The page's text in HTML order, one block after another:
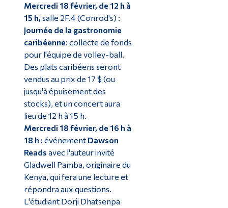
Mercredi 18 février, de 12 h à
15 h, salle 2F.4 (Conrod's) :
Journée de la gastronomie
caribéenne: collecte de fonds
pour l'équipe de volley-ball.
Des plats caribéens seront
vendus au prix de 17 $ (ou
jusqu'à épuisement des
stocks), et un concert aura
lieu de 12 h à 15 h.
Mercredi 18 février, de 16 h à
18 h : événement Dawson
Reads avec l'auteur invité
Gladwell Pamba, originaire du
Kenya, qui fera une lecture et
répondra aux questions.
L'étudiant Dorji Dhatsenpa